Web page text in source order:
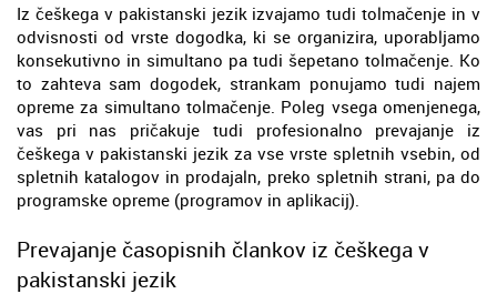
Iz češkega v pakistanski jezik izvajamo tudi tolmačenje in v
odvisnosti od vrste dogodka, ki se organizira, uporabljamo
konsekutivno in simultano pa tudi šepetano tolmačenje. Ko
to zahteva sam dogodek, strankam ponujamo tudi najem
opreme za simultano tolmačenje. Poleg vsega omenjenega,
vas pri nas pričakuje tudi profesionalno prevajanje iz
češkega v pakistanski jezik za vse vrste spletnih vsebin, od
spletnih katalogov in prodajaln, preko spletnih strani, pa do
programske opreme (programov in aplikacij).
Prevajanje časopisnih člankov iz češkega v
pakistanski jezik